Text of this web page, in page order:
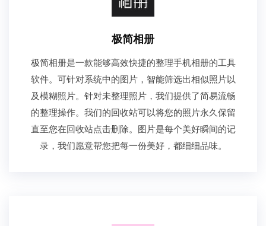
极简相册
极简相册是一款能够高效快捷的整理手机相册的工具
软件。可针对系统中的图片，智能筛选出相似照片以
及模糊照片。针对未整理照片，我们提供了简易流畅
的整理操作。我们的回收站可以将您的照片永久保留
直至您在回收站点击删除。图片是每个美好瞬间的记
录，我们愿意帮您把每一份美好，都细细品味。